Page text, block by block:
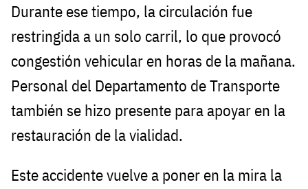
Durante ese tiempo, la circulación fue
restringida a un solo carril, lo que provocó
congestión vehicular en horas de la mañana.
Personal del Departamento de Transporte
también se hizo presente para apoyar en la
restauración de la vialidad.
Este accidente vuelve a poner en la mira la